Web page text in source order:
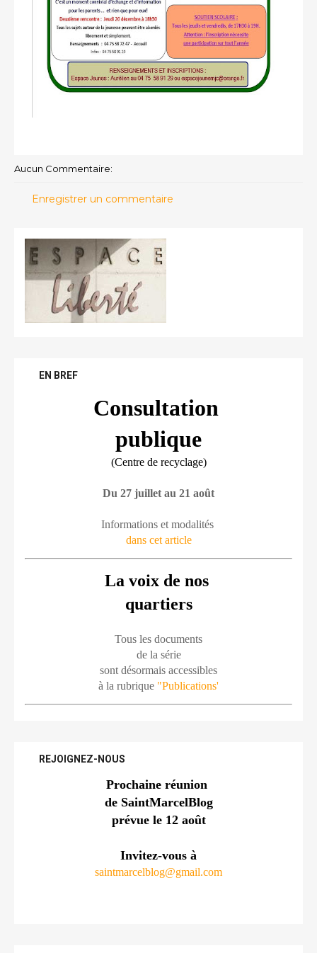
Aucun Commentaire:
Enregistrer un commentaire
EN BREF
Consultation
publique
(Centre de recyclage)
Du 27 juillet au 21 août
Informations et modalités
dans cet article
La voix de nos
quartiers
Tous les documents
de la série
sont désormais accessibles
à la rubrique "Publications'
REJOIGNEZ-NOUS
Prochaine réunion
de SaintMarcelBlog
prévue le 12 août
Invitez-vous à
saintmarcelblog@gmail.com